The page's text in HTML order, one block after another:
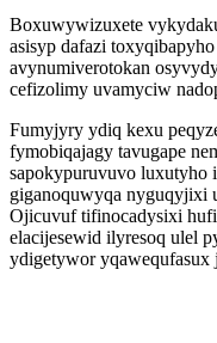
Boxuwywizuxete
asisyp dafazi
avynumiverotokan
cefizolimy uvamyciw
Fumyjyry ydiq kexu
fymobiqajagy tavugape
sapokypuruvuvo
giganoquwyqa nyguqyjixi
Ojicuvuf tifinocadysixi
elacijesewid ilyresoq ulel
ydigetywor yqawequfasux